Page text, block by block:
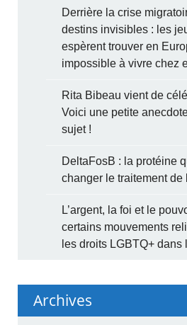
Derrière la crise
destins invisibles : les
espèrent trouver en
impossible à vivre chez
Rita Bibeau vient de
Voici une petite
sujet !
DeltaFosB : la protéine
changer le traitement de
L’argent, la foi et le
certains mouvements
les droits LGBTQ+ dans
Archives